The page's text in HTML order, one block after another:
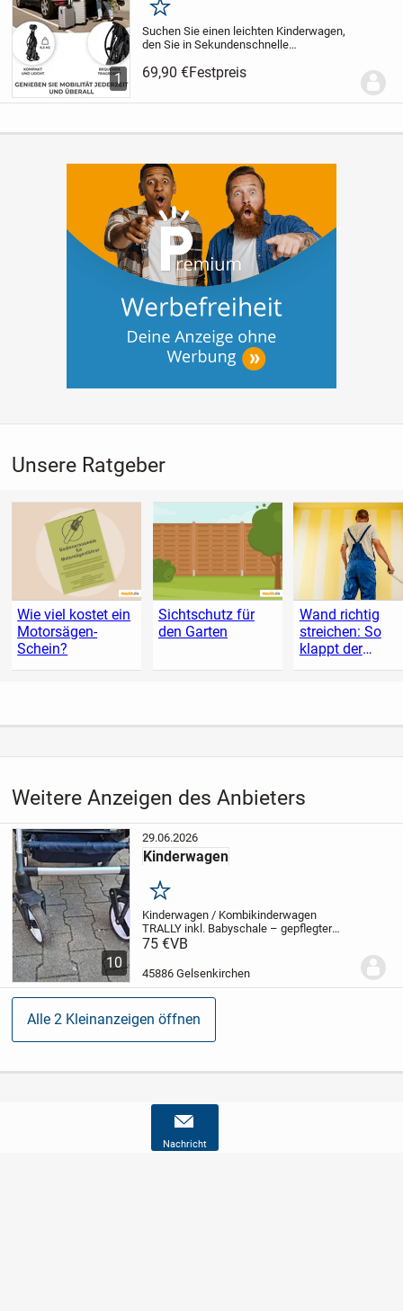
1
Merken
Suchen Sie einen leichten Kinderwagen,
den Sie in Sekundenschnelle
nehmen können? Hier ist der kompakte
69,90 €Festpreis
Unsere Ratgeber
Wie viel kostet ein
Motorsägen-
Schein?
Sichtschutz für
den Garten
Wand richtig
streichen: So
klappt der
Anstrich
Nachricht
Weitere Anzeigen des Anbieters
10
29.06.2026
Kinderwagen
Merken
Kinderwagen / Kombikinderwagen
TRALLY inkl. Babyschale – gepflegter
ZustandVerkaufe unseren TRALLY
Babyschale (siehe Fotos). Der
75 €VB
45886 Gelsenkirchen
Alle 2 Kleinanzeigen öffnen